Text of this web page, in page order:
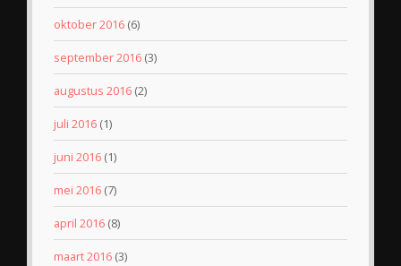
oktober 2016 (6)
september 2016 (3)
augustus 2016 (2)
juli 2016 (1)
juni 2016 (1)
mei 2016 (7)
april 2016 (8)
maart 2016 (3)